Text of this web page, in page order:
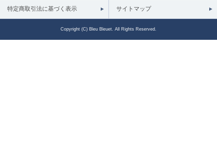
特定商取引法に基づく表示 サイトマップ
Copyright (C) Bleu Bleuet. All Rights Reserved.